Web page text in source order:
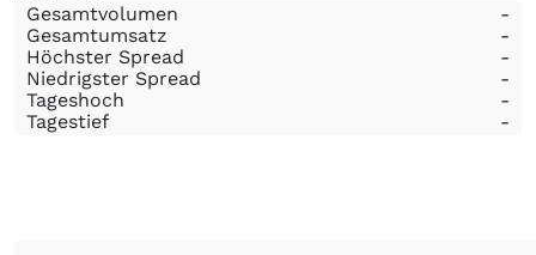
Gesamtvolumen
-
Gesamtumsatz
-
Höchster Spread
-
Niedrigster Spread
-
Tageshoch
-
Tagestief
-